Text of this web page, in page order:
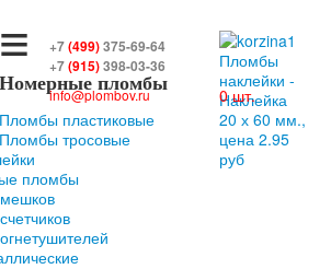
+7(499)375-69-64
+7(915)398-03-36
info@plombov.ru 0 шт.
≡
Номерные пломбы
Пломбы пластиковые
Пломбы тросовые
пломбы